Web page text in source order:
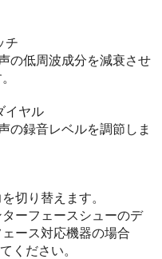
チ
の低周波成分を減衰させ
イヤル
の録音レベルを調節しま
切り替えます。
ーフェースシューのデ
ース対応機器の場合
ください。